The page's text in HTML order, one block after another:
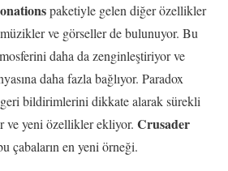
paketiyle gelen diğer özellikler
müzikler ve görseller de bulunuyor. Bu
daha da zenginleştiriyor ve
daha fazla bağlıyor. Paradox
bildirimlerini dikkate alarak sürekli
ve yeni özellikler ekliyor. Crusader
çabaların en yeni örneği.